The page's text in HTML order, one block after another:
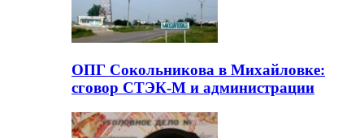
ОПГ Сокольникова в Михайловке:
сговор СТЭК-М и администрации